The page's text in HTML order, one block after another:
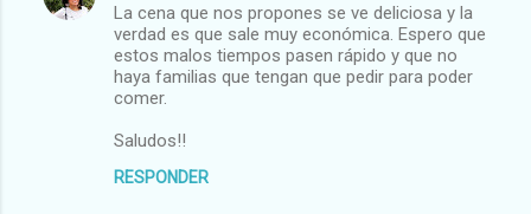
La cena que nos propones se ve deliciosa y la
verdad es que sale muy económica. Espero que
estos malos tiempos pasen rápido y que no
haya familias que tengan que pedir para poder
comer.
Saludos!!
RESPONDER